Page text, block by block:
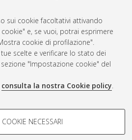
sui cookie facoltativi attivando
e, se vuoi, potrai esprimere
cookie di profilazione".
scelte e verificare lo stato dei
"Impostazione cookie" del
consulta la nostra Cookie policy.
-
NECESSARI